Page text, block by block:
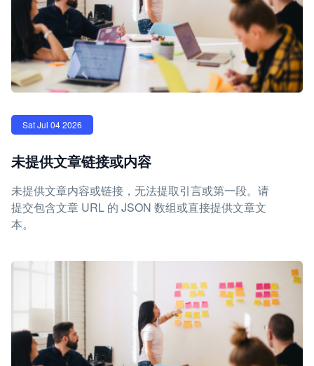
Sat Jul 04 2026
未提供文章链接或内容
未提供文章内容或链接，无法提取引言或第一段。请
提交包含文章 URL 的 JSON 数组或直接提供文章文
本。